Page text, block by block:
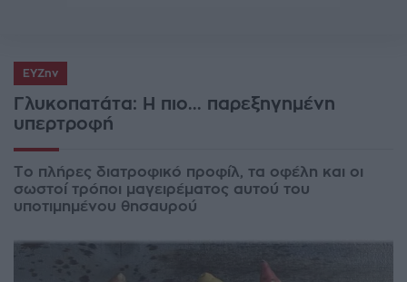
ΕΥΖην
Γλυκοπατάτα: Η πιο... παρεξηγημένη
υπερτροφή
Το πλήρες διατροφικό προφίλ, τα οφέλη και οι
σωστοί τρόποι μαγειρέματος αυτού του
υποτιμημένου θησαυρού